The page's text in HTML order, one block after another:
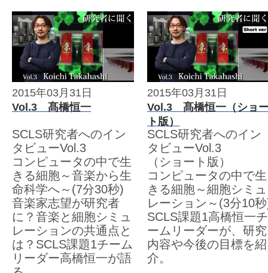
2015年03月31日
Vol.3 髙橋恒一
SCLS研究者へのイン
タビューVol.3
コンピュータの中で生
きる細胞～音楽から生
命科学へ～(7分30秒)
音楽家志望が研究者
に？音楽と細胞シミュ
レーションの共通点と
は？SCLS課題1チーム
リーダー高橋恒一が語
2015年03月31日
Vol.3 髙橋恒一（ショ
ト版）
SCLS研究者へのイン
タビューVol.3
（ショート版）
コンピュータの中で生
きる細胞～細胞シミュ
レーション～(3分10
SCLS課題1高橋恒一チ
ームリーダーが、研究
内容や今後の目標を紹
介。